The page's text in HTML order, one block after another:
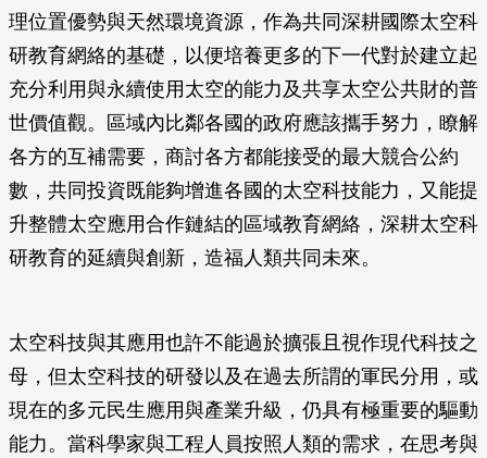
理位置優勢與天然環境資源，作為共同深耕國際太空科
研教育網絡的基礎，以便培養更多的下一代對於建立起
充分利用與永續使用太空的能力及共享太空公共財的普
世價值觀。區域內比鄰各國的政府應該攜手努力，瞭解
各方的互補需要，商討各方都能接受的最大競合公約
數，共同投資既能夠增進各國的太空科技能力，又能提
升整體太空應用合作鏈結的區域教育網絡，深耕太空科
研教育的延續與創新，造福人類共同未來。
太空科技與其應用也許不能過於擴張且視作現代科技之
母，但太空科技的研發以及在過去所謂的軍民分用，或
現在的多元民生應用與產業升級，仍具有極重要的驅動
能力。當科學家與工程人員按照人類的需求，在思考與